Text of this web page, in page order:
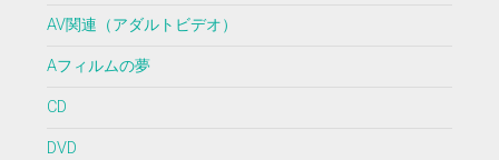
AV関連（アダルトビデオ）
Aフィルムの夢
CD
DVD